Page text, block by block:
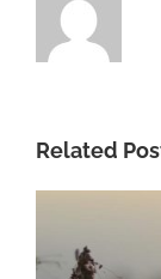
Related